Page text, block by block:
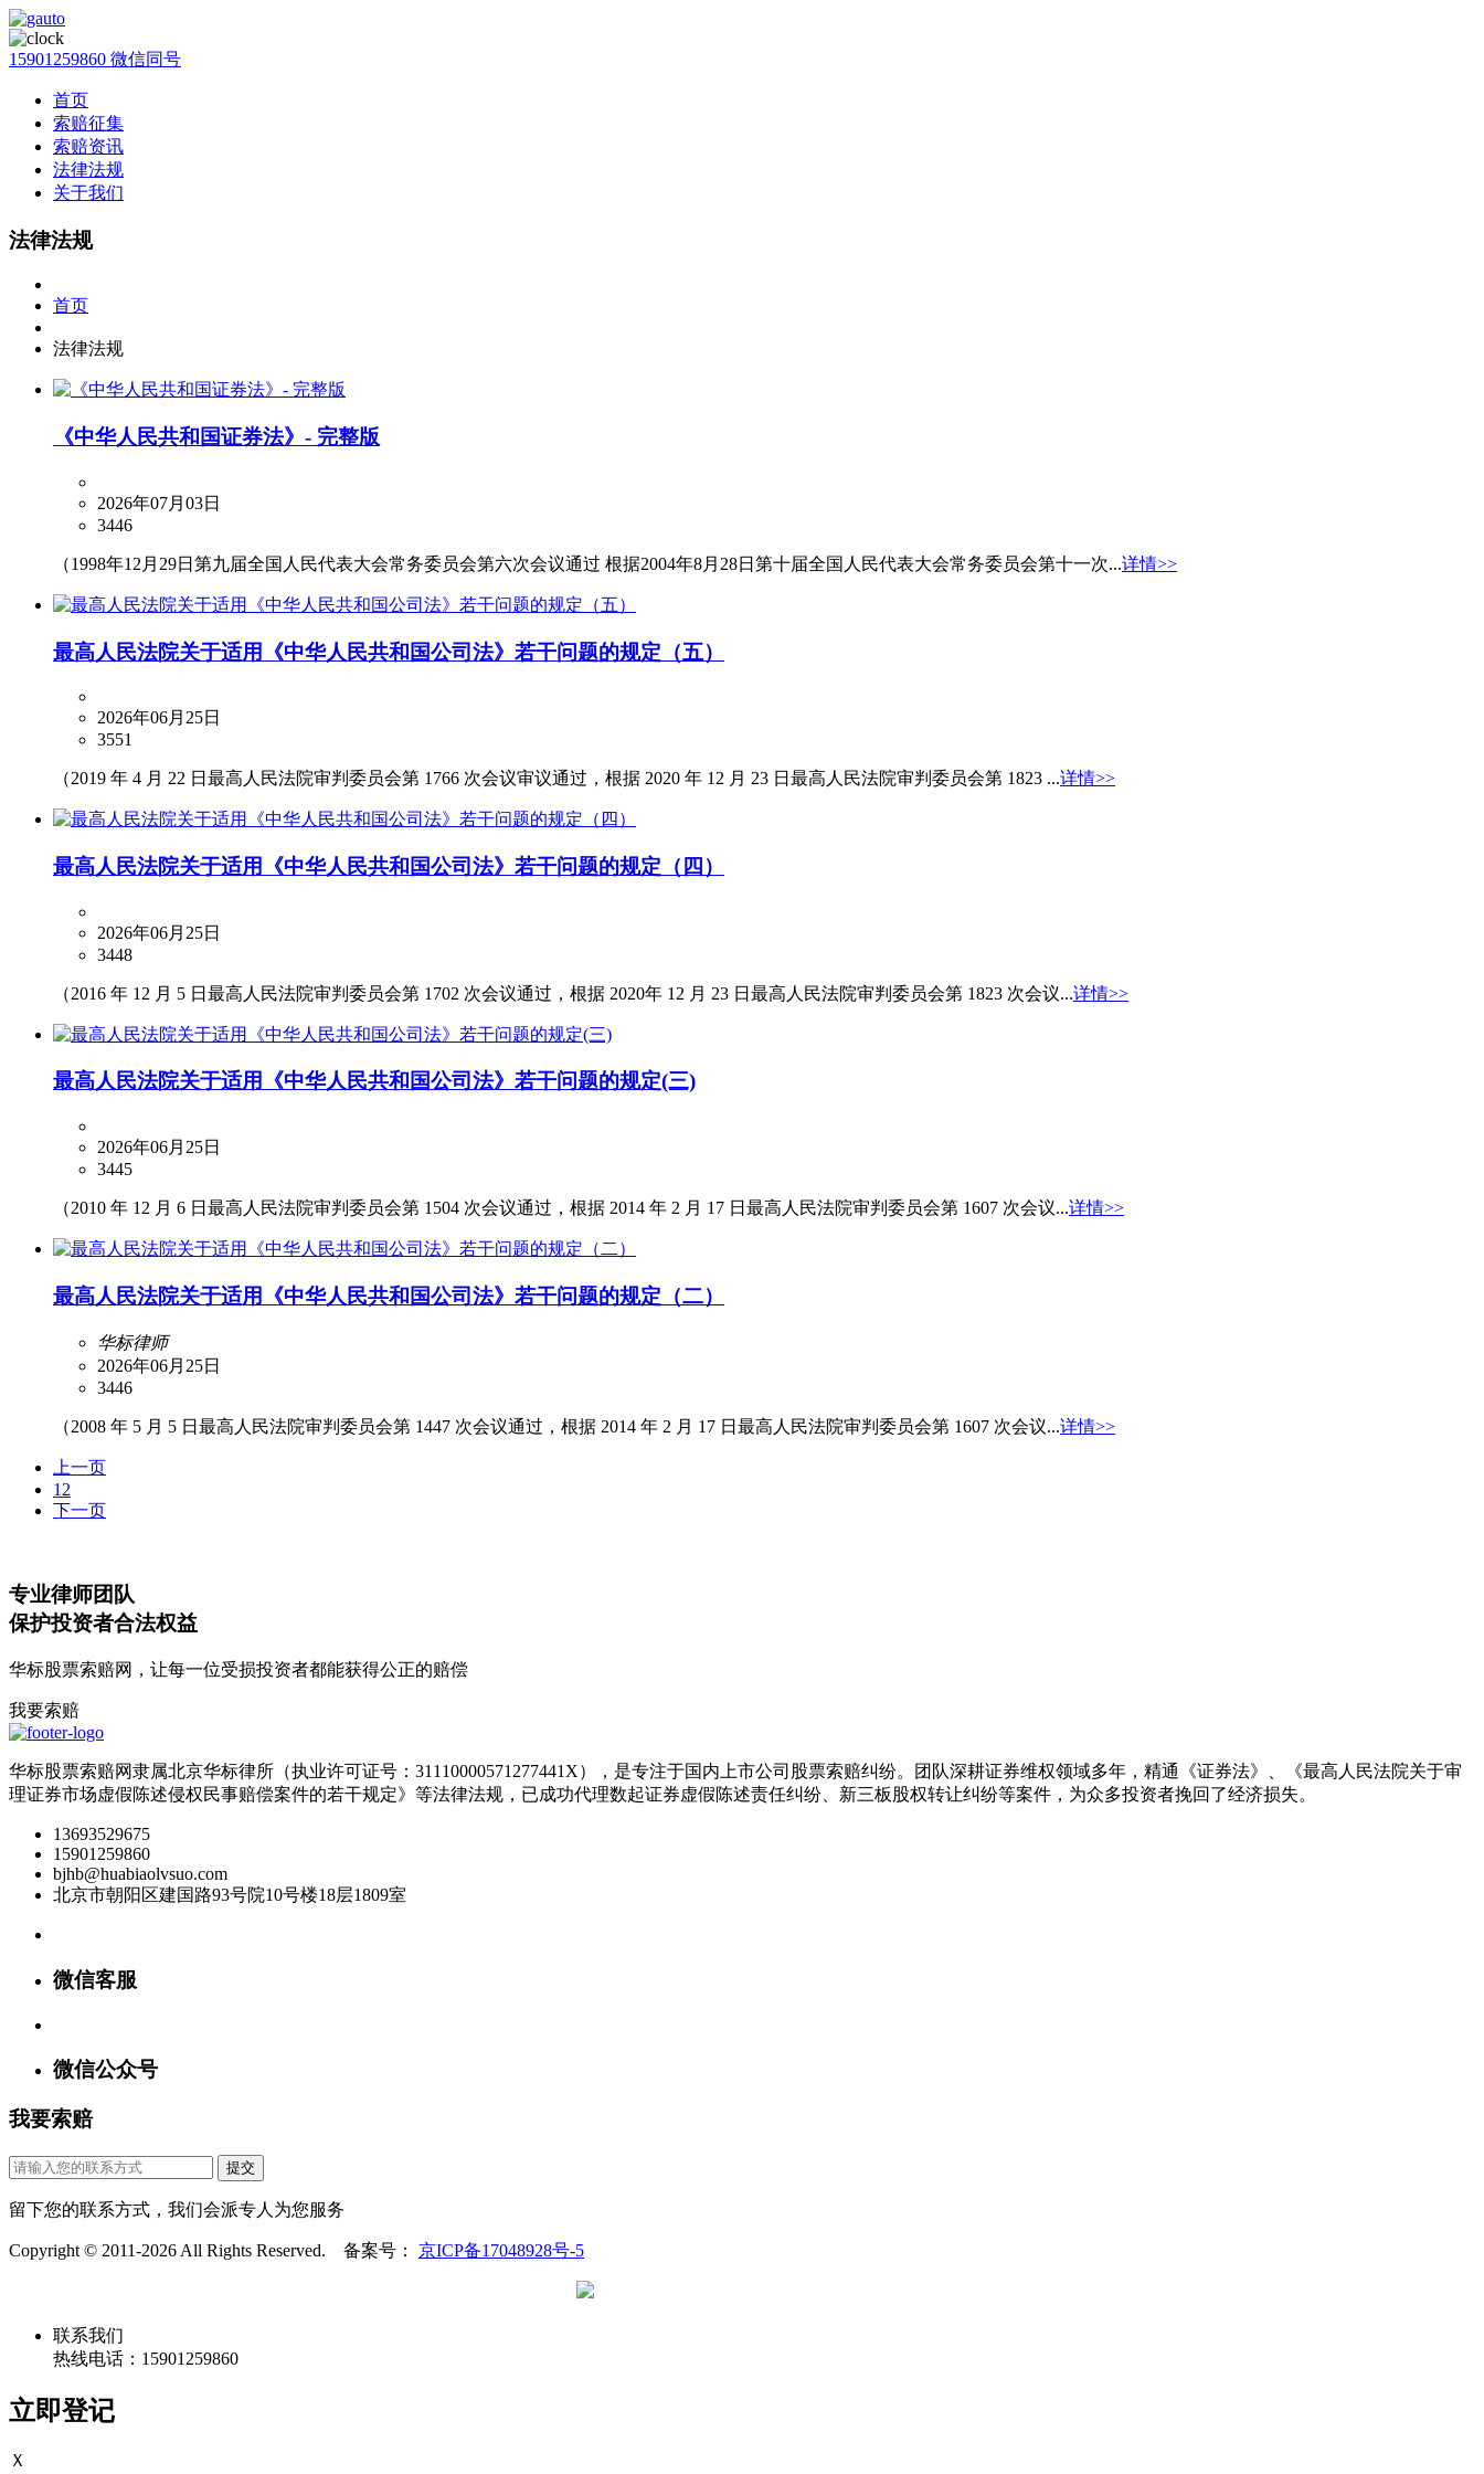
15901259860 微信同号
首页
索赔征集
索赔资讯
法律法规
关于我们
法律法规
首页
法律法规
《中华人民共和国证券法》- 完整版
2026年07月03日
3446
（1998年12月29日第九届全国人民代表大会常务委员会第六次会议通过 根据2004年8月28日第十届全国人民代表大会常务委员会第十一次...详情>>
最高人民法院关于适用《中华人民共和国公司法》若干问题的规定（五）
2026年06月25日
3551
（2019 年 4 月 22 日最高人民法院审判委员会第 1766 次会议审议通过，根据 2020 年 12 月 23 日最高人民法院审判委员会第 1823 ...详情>>
最高人民法院关于适用《中华人民共和国公司法》若干问题的规定（四）
2026年06月25日
3448
（2016 年 12 月 5 日最高人民法院审判委员会第 1702 次会议通过，根据 2020年 12 月 23 日最高人民法院审判委员会第 1823 次会议...详情>>
最高人民法院关于适用《中华人民共和国公司法》若干问题的规定(三)
2026年06月25日
3445
（2010 年 12 月 6 日最高人民法院审判委员会第 1504 次会议通过，根据 2014 年 2 月 17 日最高人民法院审判委员会第 1607 次会议...详情>>
最高人民法院关于适用《中华人民共和国公司法》若干问题的规定（二）
华标律师
2026年06月25日
3446
（2008 年 5 月 5 日最高人民法院审判委员会第 1447 次会议通过，根据 2014 年 2 月 17 日最高人民法院审判委员会第 1607 次会议...详情>>
上一页
1 2
下一页
专业律师团队
保护投资者合法权益
华标股票索赔网，让每一位受损投资者都能获得公正的赔偿
我要索赔
华标股票索赔网隶属北京华标律所（执业许可证号：31110000571277441X），是专注于国内上市公司股票索赔纠纷。团队深耕证券维权领域多年，精通《证券法》、《最高人民法院关于审
理证券市场虚假陈述侵权民事赔偿案件的若干规定》等法律法规，已成功代理数起证券虚假陈述责任纠纷、新三板股权转让纠纷等案件，为众多投资者挽回了经济损失。
13693529675
15901259860
bjhb@huabiaolvsuo.com
北京市朝阳区建国路93号院10号楼18层1809室
微信客服
微信公众号
我要索赔
提交
留下您的联系方式，我们会派专人为您服务
Copyright © 2011-2026 All Rights Reserved. 备案号： 京ICP备17048928号-5
联系我们
热线电话：15901259860
立即登记
Ｘ